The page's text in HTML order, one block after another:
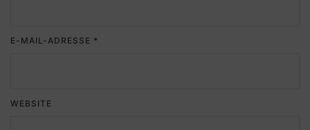
E-MAIL-ADRESSE *
WEBSITE